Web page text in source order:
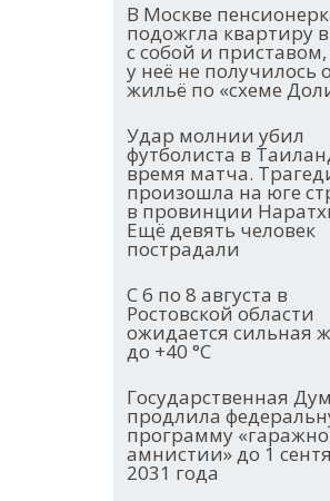
В Москве
подожгла квартиру
с собой и приставом,
у неё не получилось
жильё по «схеме
Удар молнии убил
футболиста в
время матча.
произошла на юге
в провинции
Ещё девять человек
пострадали
С 6 по 8 августа в
Ростовской области
ожидается сильная
до +40 °С
Государственная
продлила
программу
амнистии» до 1
2031 года